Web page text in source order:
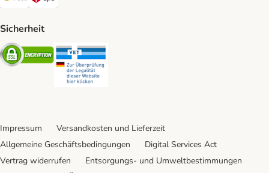
Sicherheit
Security
Impressum
Versandkosten und Lieferzeit
Allgemeine Geschäftsbedingungen
Digital Services Act
Vertrag widerrufen
Entsorgungs- und Umweltbestimmungen